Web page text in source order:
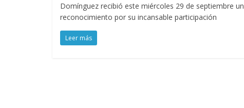
Domínguez recibió este miércoles 29 de septiembre un
reconocimiento por su incansable participación
Leer más